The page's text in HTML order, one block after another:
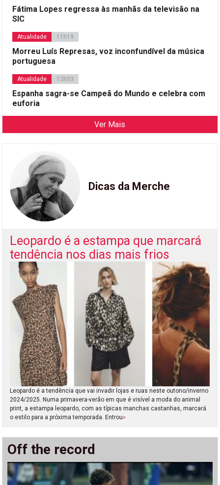
Fátima Lopes regressa às manhãs da televisão na
SIC
Atualidade 11h19
Morreu Luís Represas, voz inconfundível da música
portuguesa
Atualidade 12h33
Espanha sagra-se Campeã do Mundo e celebra com
euforia
Ver Mais
Dicas da Merche
Leopardo é a estampa que marcará
tendência nos dias mais frios
Leopardo é a tendência que vai invadir lojas e ruas neste outono/inverno
2024/2025. Numa primavera-verão em que é visível a moda do animal
print, a estampa leopardo, com as típicas manchas castanhas, marcará
o estilo para a próxima temporada. Entrou»
Off the record